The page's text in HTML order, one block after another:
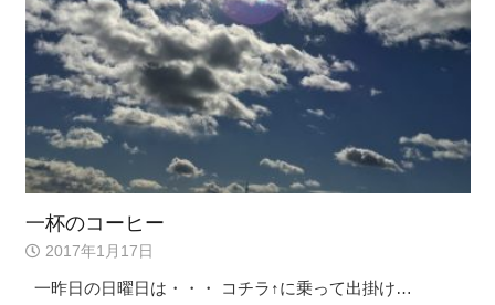
一杯のコーヒー
2017年1月17日
一昨日の日曜日は・・・ コチラ↑に乗って出掛け…